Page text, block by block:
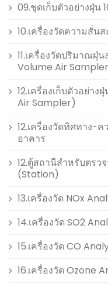
09.ชุดเก็บตัวอย่างฝุ่น
10.เครื่องวัดความสั่
11.เครื่องวัดปริมาณฝุ่
Volume Air
12.เครื่องเก็บตัวอย่า
Air Sampler)
12.เครื่องวัดทิศทาง-
อาคาร
12.ตู้สถานีสำหรับตรว
(Station)
13.เครื่องวัด NOx
14.เครื่องวัด SO2
15.เครื่องวัด CO
16.เครื่องวัด Ozone